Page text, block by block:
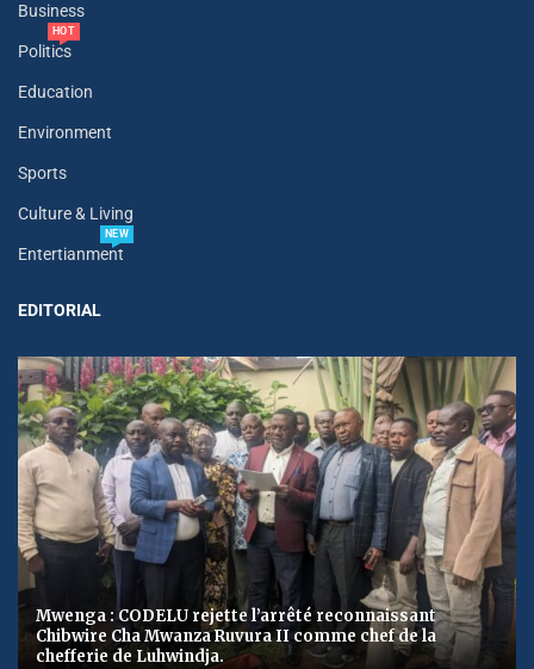
Business
Politics
HOT
Education
Environment
Sports
Culture & Living
Entertianment
NEW
EDITORIAL
Mwenga : CODELU rejette l’arrêté reconnaissant
Chibwire Cha Mwanza Ruvura II comme chef de la
chefferie de Luhwindja.